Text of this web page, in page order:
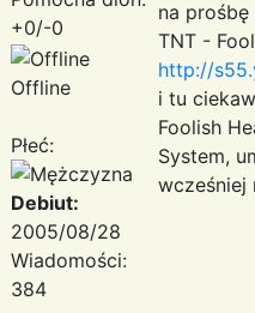
+0/-0
Offline
Płeć:
Debiut:
2005/08/28
Wiadomości:
384
na prośbę
TNT -
http://
i tu
Foolish
System,
wcześniej